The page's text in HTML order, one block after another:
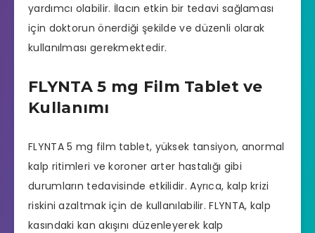
yardımcı olabilir. İlacın etkin bir tedavi sağlaması
için doktorun önerdiği şekilde ve düzenli olarak
kullanılması gerekmektedir.
FLYNTA 5 mg Film Tablet ve
Kullanımı
FLYNTA 5 mg film tablet, yüksek tansiyon, anormal
kalp ritimleri ve koroner arter hastalığı gibi
durumların tedavisinde etkilidir. Ayrıca, kalp krizi
riskini azaltmak için de kullanılabilir. FLYNTA, kalp
kasındaki kan akışını düzenleyerek kalp